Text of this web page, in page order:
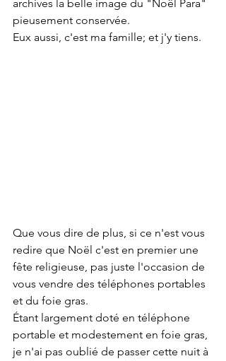
archives la belle image du "Noël Para"
pieusement conservée.
Eux aussi, c'est ma famille; et j'y tiens.
Que vous dire de plus, si ce n'est vous
redire que Noël c'est en premier une
fête religieuse, pas juste l'occasion de
vous vendre des téléphones portables
et du foie gras.
Étant largement doté en téléphone
portable et modestement en foie gras,
je n'ai pas oublié de passer cette nuit à